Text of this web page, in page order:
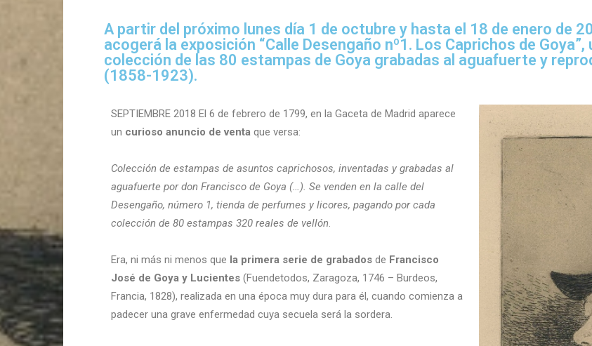
A partir del próximo lunes día 1 de octubre y hasta el 18 de enero de
acogerá la exposición “Calle Desengaño nº1. Los Caprichos de
colección de las 80 estampas de Goya grabadas al aguafuerte y
(1858-1923).
SEPTIEMBRE 2018 El 6 de febrero de 1799, en la Gaceta de Madrid aparece
un curioso anuncio de venta que versa:
Colección de estampas de asuntos caprichosos, inventadas y grabadas al
aguafuerte por don Francisco de Goya (…). Se venden en la calle del
Desengaño, número 1, tienda de perfumes y licores, pagando por cada
colección de 80 estampas 320 reales de vellón.
Era, ni más ni menos que la primera serie de grabados de Francisco
José de Goya y Lucientes (Fuendetodos, Zaragoza, 1746 – Burdeos,
Francia, 1828), realizada en una época muy dura para él, cuando comienza a
padecer una grave enfermedad cuya secuela será la sordera.